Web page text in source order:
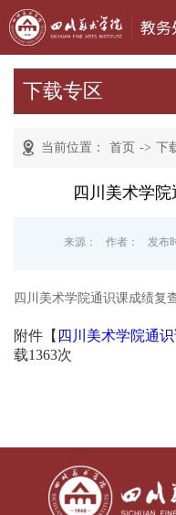
下载专区
当前位置： 首页 -> 下
四川美术学
来源： 作者： 发布
四川美术学院通识课成绩复
附件【 四川美术学院通
载1363次